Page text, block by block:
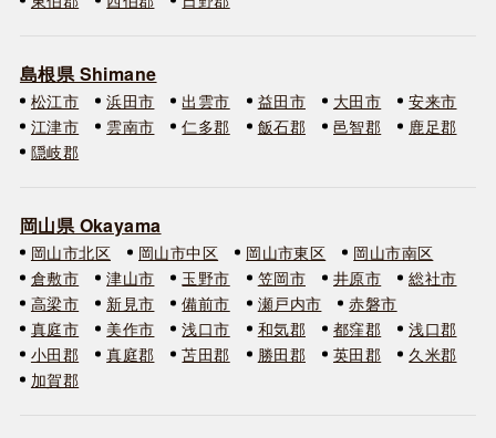
島根県 Shimane
松江市 浜田市 出雲市 益田市 大田市
安来市
江津市
雲南市 仁多郡 飯石郡 邑智郡
鹿足郡
隠岐郡
岡山県 Okayama
岡山市北区 岡山市中区 岡山市東区
岡山市南区
倉敷市
津山市 玉野市 笠岡市 井原市
総社市
高梁市
新見市 備前市 瀬戸内市
赤磐市
真庭市
美作市 浅口市 和気郡 都窪郡
浅口郡
小田郡
真庭郡 苫田郡 勝田郡 英田郡
久米郡
加賀郡